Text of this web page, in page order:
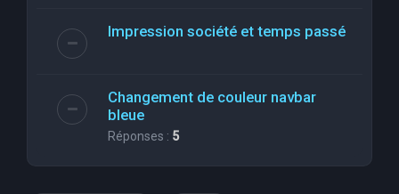
Impression société et temps passé
Changement de couleur navbar
bleue
Réponses : 5